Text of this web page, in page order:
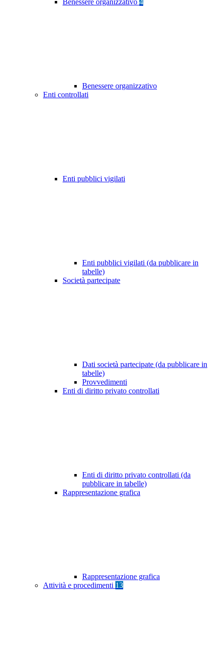
Benessere organizzativo 4
Benessere organizzativo
Enti controllati
Enti pubblici vigilati
Enti pubblici vigilati (da pubblicare in
tabelle)
Società partecipate
Dati società partecipate (da pubblicare in
tabelle)
Provvedimenti
Enti di diritto privato controllati
Enti di diritto privato controllati (da
pubblicare in tabelle)
Rappresentazione grafica
Rappresentazione grafica
Attività e procedimenti 13